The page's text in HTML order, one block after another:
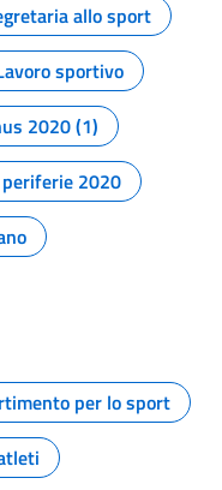
allo sport
sportivo
2020 (1)
2020
per lo sport